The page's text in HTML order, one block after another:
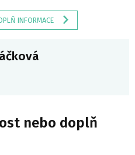
INFORMACE
nebo doplň